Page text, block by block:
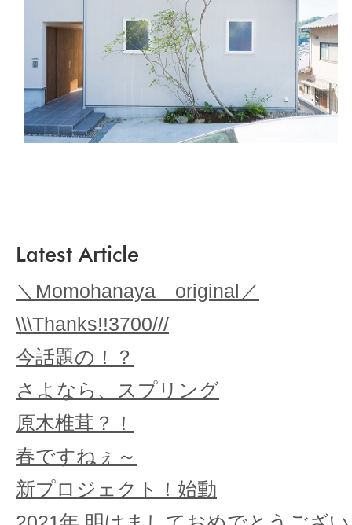
Latest Article
＼Momohanaya original／
\\\Thanks!!3700///
今話題の！？
さよなら、スプリング
原木椎茸？！
春ですねぇ～
新プロジェクト！始動